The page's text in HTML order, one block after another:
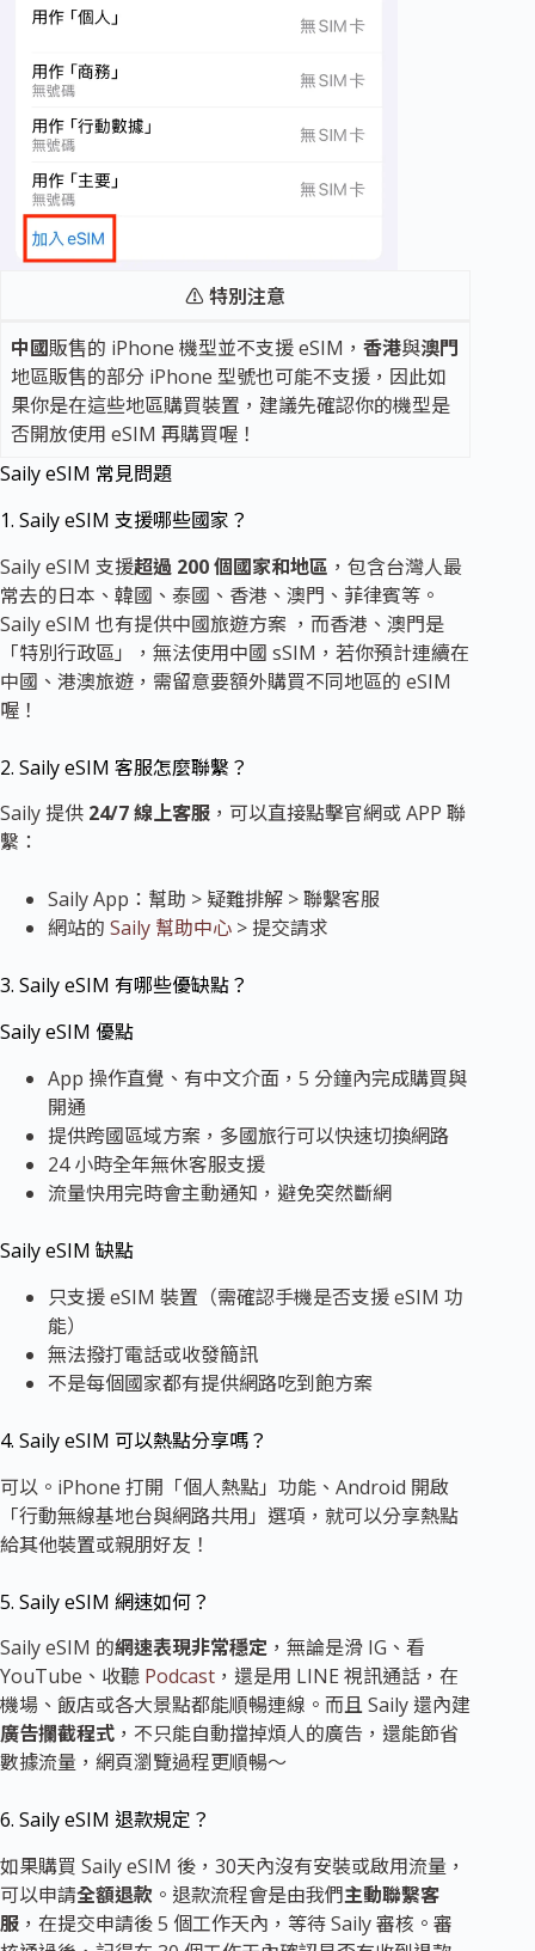
⚠️ 特別注意
中國販售的 iPhone 機型並不支援 eSIM， 香港與澳門
地區販售的部分 iPhone 型號也可能不支援，因此如
果你是在這些地區購買裝置，建議先確認你的機型是
否開放使用 eSIM 再購買喔！
Saily eSIM 常見問題
1. Saily eSIM 支援哪些國家？
Saily eSIM 支援超過 200 個國家和地區 ，包含台灣人最
常去的日本、韓國、泰國、香港、澳門、菲律賓等。
Saily eSIM 也有提供中國旅遊方案 ，而香港、澳門是
「特別行政區」，無法使用中國 sSIM，若你預計連續在
中國、港澳旅遊，需留意要額外購買不同地區的 eSIM
喔！
2. Saily eSIM 客服怎麼聯繫？
Saily 提供 24/7 線上客服 ，可以直接點擊官網或 APP 聯
繫：
Saily App：幫助 > 疑難排解 > 聯繫客服
網站的 Saily 幫助中心 > 提交請求
3. Saily eSIM 有哪些優缺點？
Saily eSIM 優點
App 操作直覺、有中文介面，5 分鐘內完成購買與
開通
提供跨國區域方案，多國旅行可以快速切換網路
24 小時全年無休客服支援
流量快用完時會主動通知，避免突然斷網
Saily eSIM 缺點
只支援 eSIM 裝置（需確認手機是否支援 eSIM 功
能）
無法撥打電話或收發簡訊
不是每個國家都有提供網路吃到飽方案
4. Saily eSIM 可以熱點分享嗎？
可以。iPhone 打開「個人熱點」功能、Android 開啟
「行動無線基地台與網路共用」選項，就可以分享熱點
給其他裝置或親朋好友！
5. Saily eSIM 網速如何？
Saily eSIM 的網速表現非常穩定 ，無論是滑 IG、看
YouTube、收聽 Podcast ，還是用 LINE 視訊通話，在
機場、飯店或各大景點都能順暢連線。而且 Saily 還內建
廣告攔截程式 ，不只能自動擋掉煩人的廣告，還能節省
數據流量，網頁瀏覽過程更順暢～
6. Saily eSIM 退款規定？
如果購買 Saily eSIM 後，30天內沒有安裝或啟用流量，
可以申請全額退款 。退款流程會是由我們主動聯繫客
服 ，在提交申請後 5 個工作天內，等待 Saily 審核。審